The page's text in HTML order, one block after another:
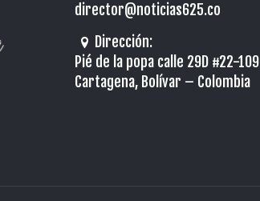
director@noticias625.co
Dirección:
Pié de la popa calle 29D #22-109
Cartagena, Bolívar – Colombia